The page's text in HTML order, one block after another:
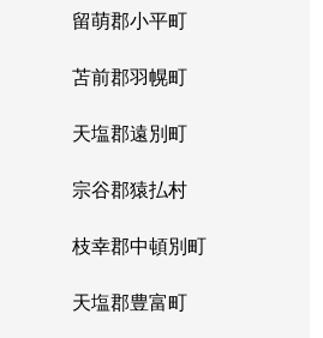
留萌郡小平町
苫前郡羽幌町
天塩郡遠別町
宗谷郡猿払村
枝幸郡中頓別町
天塩郡豊富町